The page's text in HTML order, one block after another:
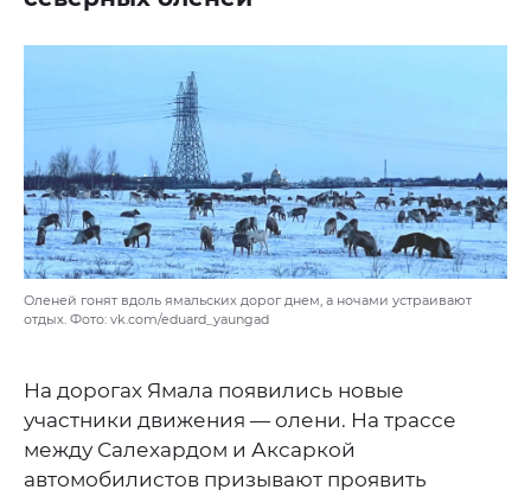
Оленей гонят вдоль ямальских дорог днем, а ночами устраивают
отдых. Фото: vk.com/eduard_yaungad
На дорогах Ямала появились новые
участники движения — олени. На трассе
между Салехардом и Аксаркой
автомобилистов призывают проявить